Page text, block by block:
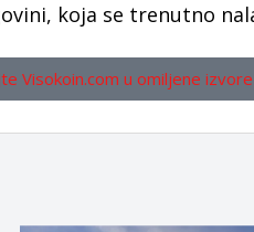
koja se trenutno
Visokoin.com u omiljene